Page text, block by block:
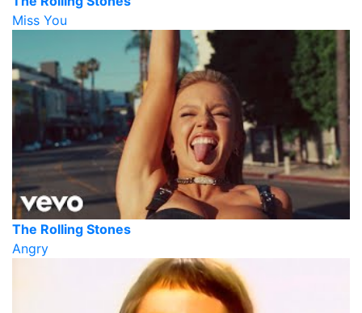
Miss You
The Rolling Stones
Angry